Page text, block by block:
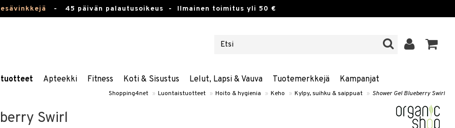
- 45 päivän palautusoikeus - Ilmainen toimitus yli 50 €
Apteekki Fitness Koti & Sisustus Lelut, Lapsi & Vauva Tuotemerkkejä Kampanjat
Shopping4net » Luontaistuotteet » Hoito & hygienia » Keho » Kylpy, suihku & saippuat » Shower Gel Blueberry Swirl
Swirl